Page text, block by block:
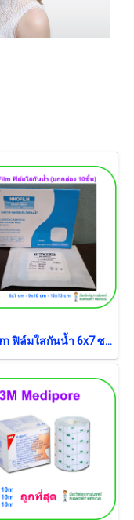
Inno Film ฟิล์มใสกันน้ำ 6x7 ซม. (ยกกล่องมี 10 แผ่น)